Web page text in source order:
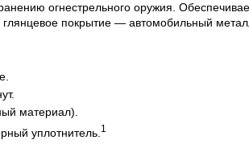
огнестрельного оружия.
покрытие — автомобильный
материал).
уплотнитель. 1